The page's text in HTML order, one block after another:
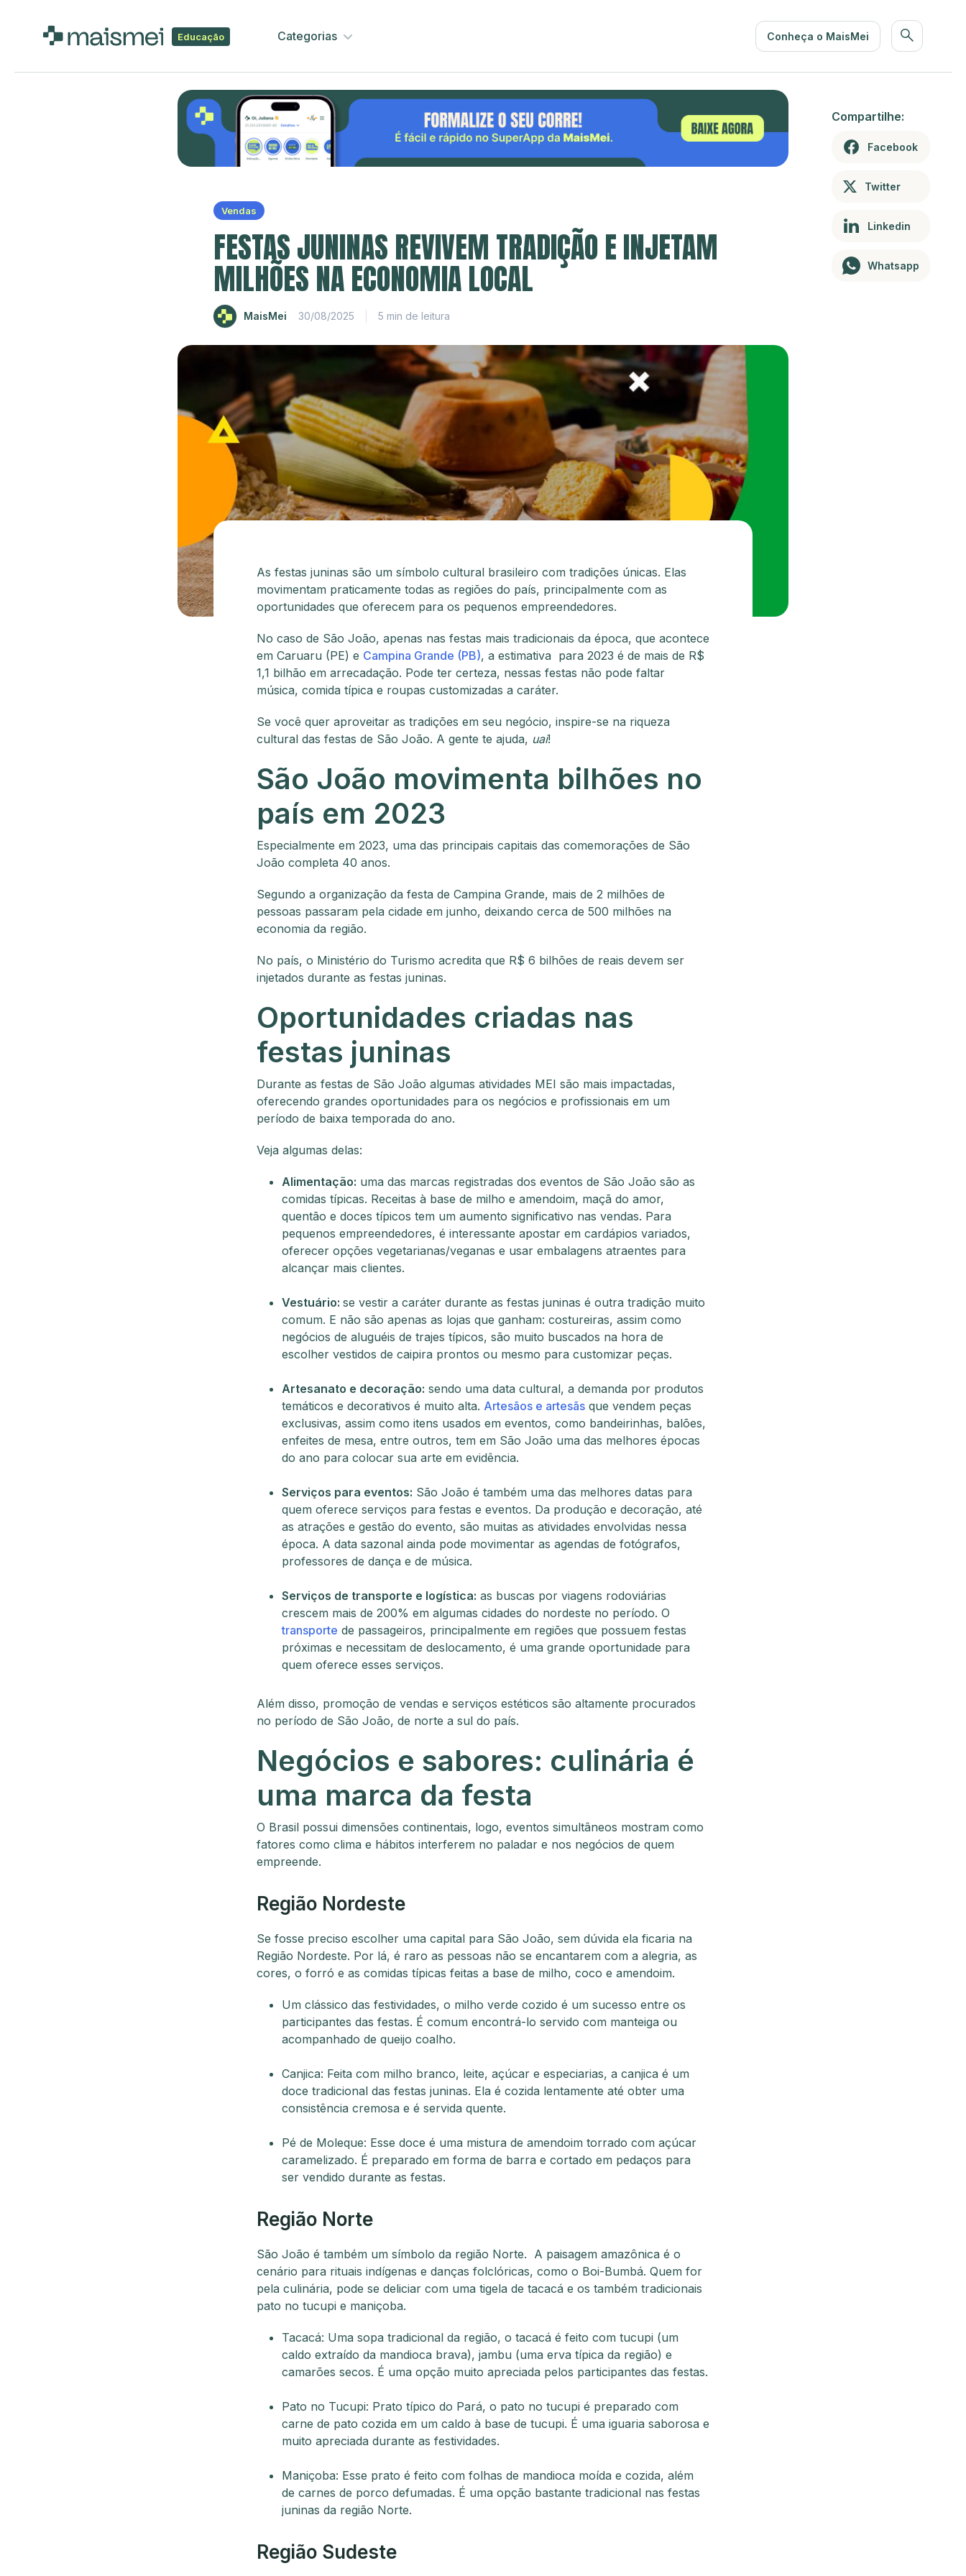
Educação Categorias Conheça o MaisMei
Vendas
FESTAS JUNINAS REVIVEM TRADIÇÃO E INJETAM
MILHÕES NA ECONOMIA LOCAL
MaisMei 30/08/2025 5 min de leitura
As festas juninas são um símbolo cultural brasileiro com tradições únicas. Elas
movimentam praticamente todas as regiões do país, principalmente com as
oportunidades que oferecem para os pequenos empreendedores.
No caso de São João, apenas nas festas mais tradicionais da época, que acontece
em Caruaru (PE) e Campina Grande (PB), a estimativa para 2023 é de mais de R$
1,1 bilhão em arrecadação. Pode ter certeza, nessas festas não pode faltar
música, comida típica e roupas customizadas a caráter.
Se você quer aproveitar as tradições em seu negócio, inspire-se na riqueza
cultural das festas de São João. A gente te ajuda, uai!
São João movimenta bilhões no
país em 2023
Especialmente em 2023, uma das principais capitais das comemorações de São
João completa 40 anos.
Segundo a organização da festa de Campina Grande, mais de 2 milhões de
pessoas passaram pela cidade em junho, deixando cerca de 500 milhões na
economia da região.
No país, o Ministério do Turismo acredita que R$ 6 bilhões de reais devem ser
injetados durante as festas juninas.
Oportunidades criadas nas
festas juninas
Durante as festas de São João algumas atividades MEI são mais impactadas,
oferecendo grandes oportunidades para os negócios e profissionais em um
período de baixa temporada do ano.
Veja algumas delas:
Alimentação: uma das marcas registradas dos eventos de São João são as
comidas típicas. Receitas à base de milho e amendoim, maçã do amor,
quentão e doces típicos tem um aumento significativo nas vendas. Para
pequenos empreendedores, é interessante apostar em cardápios variados,
oferecer opções vegetarianas/veganas e usar embalagens atraentes para
alcançar mais clientes.
Vestuário: se vestir a caráter durante as festas juninas é outra tradição muito
comum. E não são apenas as lojas que ganham: costureiras, assim como
negócios de aluguéis de trajes típicos, são muito buscados na hora de
escolher vestidos de caipira prontos ou mesmo para customizar peças.
Artesanato e decoração: sendo uma data cultural, a demanda por produtos
temáticos e decorativos é muito alta. Artesãos e artesãs que vendem peças
exclusivas, assim como itens usados em eventos, como bandeirinhas, balões,
enfeites de mesa, entre outros, tem em São João uma das melhores épocas
do ano para colocar sua arte em evidência.
Serviços para eventos: São João é também uma das melhores datas para
quem oferece serviços para festas e eventos. Da produção e decoração, até
as atrações e gestão do evento, são muitas as atividades envolvidas nessa
época. A data sazonal ainda pode movimentar as agendas de fotógrafos,
professores de dança e de música.
Serviços de transporte e logística: as buscas por viagens rodoviárias
crescem mais de 200% em algumas cidades do nordeste no período. O
transporte de passageiros, principalmente em regiões que possuem festas
próximas e necessitam de deslocamento, é uma grande oportunidade para
quem oferece esses serviços.
Além disso, promoção de vendas e serviços estéticos são altamente procurados
no período de São João, de norte a sul do país.
Negócios e sabores: culinária é
uma marca da festa
O Brasil possui dimensões continentais, logo, eventos simultâneos mostram como
fatores como clima e hábitos interferem no paladar e nos negócios de quem
empreende.
Região Nordeste
Se fosse preciso escolher uma capital para São João, sem dúvida ela ficaria na
Região Nordeste. Por lá, é raro as pessoas não se encantarem com a alegria, as
cores, o forró e as comidas típicas feitas a base de milho, coco e amendoim.
Um clássico das festividades, o milho verde cozido é um sucesso entre os
participantes das festas. É comum encontrá-lo servido com manteiga ou
acompanhado de queijo coalho.
Canjica: Feita com milho branco, leite, açúcar e especiarias, a canjica é um
doce tradicional das festas juninas. Ela é cozida lentamente até obter uma
consistência cremosa e é servida quente.
Pé de Moleque: Esse doce é uma mistura de amendoim torrado com açúcar
caramelizado. É preparado em forma de barra e cortado em pedaços para
ser vendido durante as festas.
Região Norte
São João é também um símbolo da região Norte. A paisagem amazônica é o
cenário para rituais indígenas e danças folclóricas, como o Boi-Bumbá. Quem for
pela culinária, pode se deliciar com uma tigela de tacacá e os também tradicionais
pato no tucupi e maniçoba.
Tacacá: Uma sopa tradicional da região, o tacacá é feito com tucupi (um
caldo extraído da mandioca brava), jambu (uma erva típica da região) e
camarões secos. É uma opção muito apreciada pelos participantes das festas.
Pato no Tucupi: Prato típico do Pará, o pato no tucupi é preparado com
carne de pato cozida em um caldo à base de tucupi. É uma iguaria saborosa e
muito apreciada durante as festividades.
Maniçoba: Esse prato é feito com folhas de mandioca moída e cozida, além
de carnes de porco defumadas. É uma opção bastante tradicional nas festas
juninas da região Norte.
Região Sudeste
Compartilhe:
Facebook
Twitter
Linkedin
Whatsapp